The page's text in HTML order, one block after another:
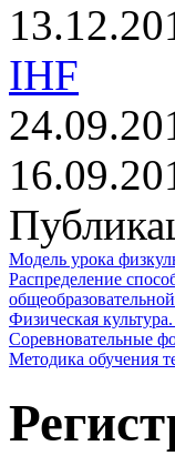
IHF
Модель урока
Распределение
Физическая
Соревновательные
Методика обучения